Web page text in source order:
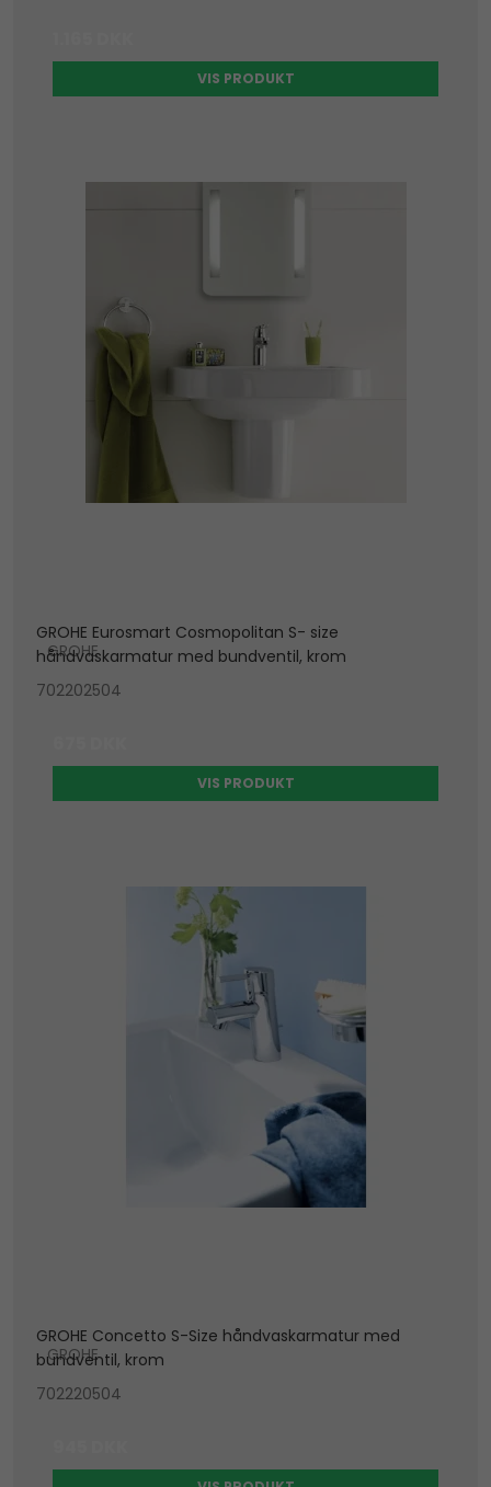
VIS PRODUKT
GROHE Eurosmart Cosmopolitan S- size
håndvaskarmatur med bundventil, krom
GROHE
702202504
VIS PRODUKT
GROHE Concetto S-Size håndvaskarmatur med
bundventil, krom
GROHE
702220504